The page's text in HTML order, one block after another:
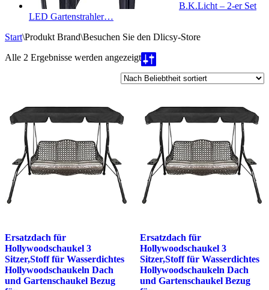
B.K.Licht – 2-er Set
LED Gartenstrahler…
Start\Produkt Brand\Besuchen Sie den Dlicsy-Store
Alle 2 Ergebnisse werden angezeigtNach
Beliebtheit
sortiert
Ersatzdach für
Hollywoodschaukel 3
Sitzer,Stoff für Wasserdichtes
Hollywoodschaukeln Dach
und Gartenschaukel Bezug
Ersatzdach für
Hollywoodschaukel 3
Sitzer,Stoff für Wasserdichtes
Hollywoodschaukeln Dach
und Gartenschaukel Bezug